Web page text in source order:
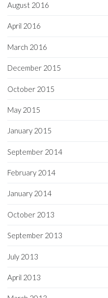
August 2016
April 2016
March 2016
December 2015
October 2015
May 2015
January 2015
September 2014
February 2014
January 2014
October 2013
September 2013
July 2013
April 2013